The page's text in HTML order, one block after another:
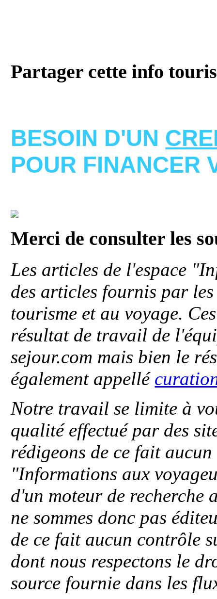
Partager cette info
BESOIN D'UN
POUR FINANCER
Merci de consulter les
Les articles de l'espace
des articles fournis par
tourisme et au voyage.
résultat de travail de
sejour.com mais bien le
également appellé
Notre travail se limite à
qualité effectué par des
rédigeons de ce fait
"Informations aux
d'un moteur de recherche
ne sommes donc pas
de ce fait aucun contrôle
dont nous respectons le
source fournie dans les